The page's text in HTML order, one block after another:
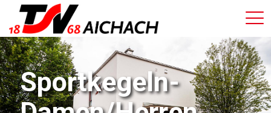
Sportkegeln-